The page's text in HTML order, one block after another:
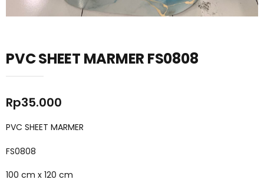
PVC SHEET MARMER FS0808
Rp35.000
PVC SHEET MARMER
FS0808
100 cm x 120 cm